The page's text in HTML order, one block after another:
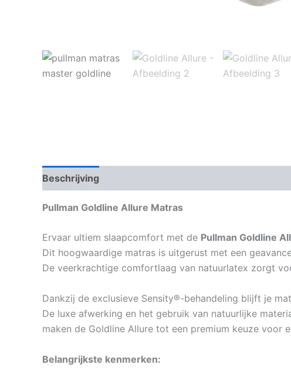
Beschrijving
Pullman Goldline Allure Matras
Ervaar ultiem slaapcomfort met de Pullman Goldline
Dit hoogwaardige matras is uitgerust met een
De veerkrachtige comfortlaag van natuurlatex zorgt
Dankzij de exclusieve Sensity®-behandeling blijft je
De luxe afwerking en het gebruik van natuurlijke
maken de Goldline Allure tot een premium keuze voor
Belangrijkste kenmerken: